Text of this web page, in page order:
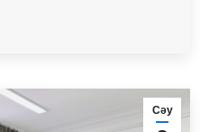
маңызды аспект
құрамы
Сәу